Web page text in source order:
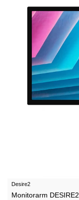
Desire2
Monitorarm